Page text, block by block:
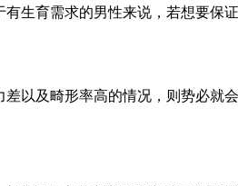
育需求的男性来说，若想要保证
及畸形率高的情况，则势必就会